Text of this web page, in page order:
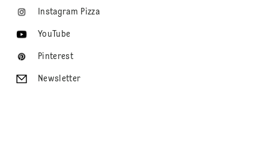
Instagram Pizza
YouTube
Pinterest
Newsletter